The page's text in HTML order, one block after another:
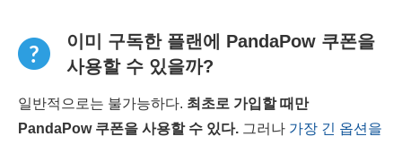
이미 구독한 플랜에 PandaPow 쿠폰을
사용할 수 있을까?
일반적으로는 불가능하다. 최초로 가입할 때만
PandaPow 쿠폰을 사용할 수 있다. 그러나 가장 긴 옵션을